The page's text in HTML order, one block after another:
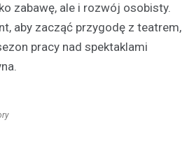
zabawę, ale i rozwój osobisty.
aby zacząć przygodę z teatrem,
pracy nad spektaklami